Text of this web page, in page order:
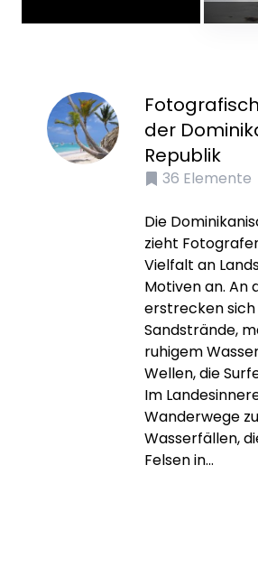
der
Republik
36 Elemente
Die
zieht
Vielfalt an
Motiven an. An
erstrecken
Sandstrände,
ruhigem
Wellen, die
Im
Wanderwege zu
Wasserfällen,
Felsen in...